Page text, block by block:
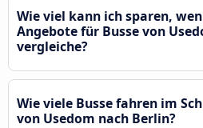
Wie viel kann ich sparen,
Angebote für Busse von
vergleiche?
Wie viele Busse fahren im
von Usedom nach Berlin?